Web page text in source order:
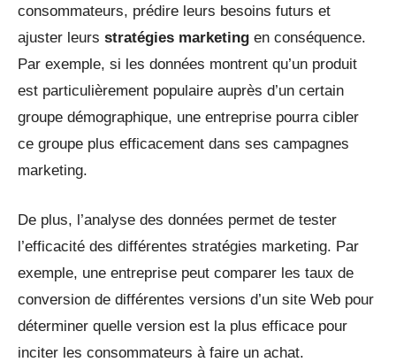
consommateurs, prédire leurs besoins futurs et
ajuster leurs stratégies marketing en conséquence.
Par exemple, si les données montrent qu’un produit
est particulièrement populaire auprès d’un certain
groupe démographique, une entreprise pourra cibler
ce groupe plus efficacement dans ses campagnes
marketing.
De plus, l’analyse des données permet de tester
l’efficacité des différentes stratégies marketing. Par
exemple, une entreprise peut comparer les taux de
conversion de différentes versions d’un site Web pour
déterminer quelle version est la plus efficace pour
inciter les consommateurs à faire un achat.